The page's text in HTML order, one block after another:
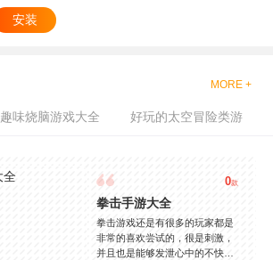
安装
MORE +
趣味烧脑游戏大全 好玩的太空冒险类游
0款
拳击手游大全
拳击游戏还是有很多的玩家都是
非常的喜欢尝试的，很是刺激，
并且也是能够发泄心中的不快